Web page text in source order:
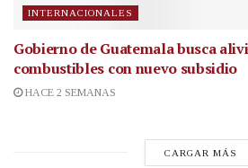
INTERNACIONALES
Gobierno de Guatemala busca
combustibles con nuevo subsidio
HACE 2 SEMANAS
CARGAR MÁS